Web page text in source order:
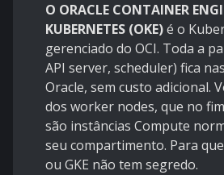
O ORACLE CONTAINER
KUBERNETES (OKE)é o
gerenciado do OCI. Toda a
API server, scheduler) fica
Oracle, sem custo adicional.
dos worker nodes, que no
são instâncias Compute
seu compartimento. Para
ou GKE não tem segredo.